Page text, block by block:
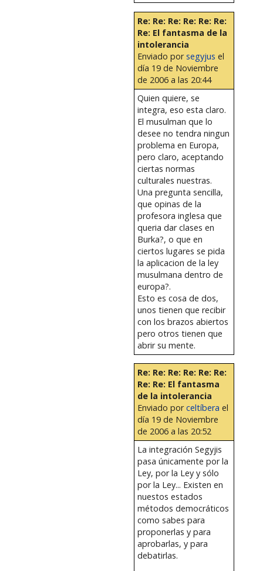
Re: Re: Re: Re: Re: Re:
Re: El fantasma de la
intolerancia
Enviado porsegyjus el
día 19 de Noviembre
de 2006 a las 20:44
Quien quiere, se
integra, eso esta claro.
El musulman que lo
desee no tendra ningun
problema en Europa,
pero claro, aceptando
ciertas normas
culturales nuestras.
Una pregunta sencilla,
que opinas de la
profesora inglesa que
queria dar clases en
Burka?, o que en
ciertos lugares se pida
la aplicacion de la ley
musulmana dentro de
europa?.
Esto es cosa de dos,
unos tienen que recibir
con los brazos abiertos
pero otros tienen que
abrir su mente.
Re: Re: Re: Re: Re: Re:
Re: Re: El fantasma
de la intolerancia
Enviado porceltíbera el
día 19 de Noviembre
de 2006 a las 20:52
La integración Segyjis
pasa únicamente por la
Ley, por la Ley y sólo
por la Ley... Existen en
nuestos estados
métodos democráticos
como sabes para
proponerlas y para
aprobarlas, y para
debatirlas.